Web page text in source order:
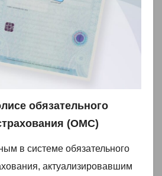
обязательного
(ОМС)
в системе обязательного
актуализировавшим